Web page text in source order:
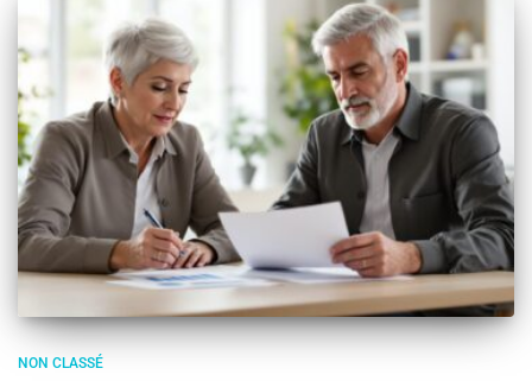
NON CLASSÉ